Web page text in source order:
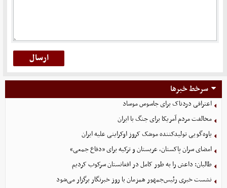
سرخط خبرها
اعترافی دردناک برای جاسوس موساد
مخالفت مردم آمریکا برای جنگ با ایران
یاوه‌گویی تولیدکننده موشک کروز اوکراینی علیه ایران
امضای سران پاکستان، عربستان و ترکیه برای «دفاع جمعی»
طالبان: داعش را به طور کامل در افغانستان سرکوب کردیم
نشست خبری رئیس‌جمهور همزمان با روز خبرنگار برگزار می‌شود